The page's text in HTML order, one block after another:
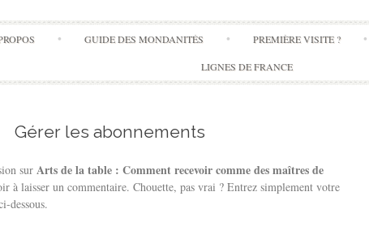
Skip
to
content
GUIDE DES MONDANITÉS PREMIÈRE VISITE ?
LIGNES DE FRANCE
Gérer les abonnements
sur Arts de la table : Comment recevoir comme des maîtres de
à laisser un commentaire. Chouette, pas vrai ? Entrez simplement votre
dessous.